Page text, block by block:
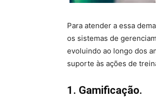
Para atender a essa
os sistemas de
evoluindo ao longo dos
suporte às ações de
1. Gamificação.